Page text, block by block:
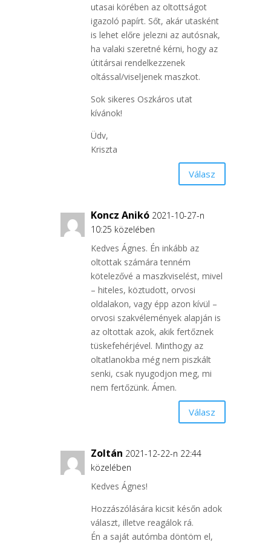
utasai körében az oltottságot
igazoló papírt. Sőt, akár utasként
is lehet előre jelezni az autósnak,
ha valaki szeretné kérni, hogy az
útitársai rendelkezzenek
oltással/viseljenek maszkot.
Sok sikeres Oszkáros utat
kívánok!
Üdv,
Kriszta
Válasz
Koncz Anikó 2021-10-27-n
10:25 közelében
Kedves Ágnes. Én inkább az
oltottak számára tenném
kötelezővé a maszkviselést, mivel
– hiteles, köztudott, orvosi
oldalakon, vagy épp azon kívül –
orvosi szakvélemények alapján is
az oltottak azok, akik fertőznek
tüskefehérjével. Minthogy az
oltatlanokba még nem piszkált
senki, csak nyugodjon meg, mi
nem fertőzünk. Ámen.
Válasz
Zoltán 2021-12-22-n 22:44
közelében
Kedves Ágnes!
Hozzászólására kicsit későn adok
választ, illetve reagálok rá.
Én a saját autómba döntöm el,